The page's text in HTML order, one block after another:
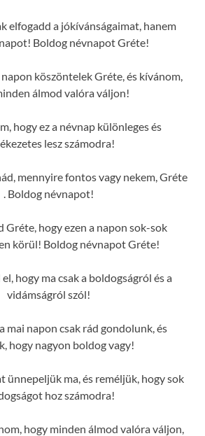
elfogadd a jókívánságaimat, hanem
Boldog névnapot Gréte!
köszöntelek Gréte, és kívánom,
álmod valóra váljon!
hogy ez a névnap különleges és
lesz számodra!
mennyire fontos vagy nekem, Gréte
. Boldog névnapot!
Gréte, hogy ezen a napon sok-sok
körül! Boldog névnapot Gréte!
hogy ma csak a boldogságról és a
vidámságról szól!
mai napon csak rád gondolunk, és
hogy nagyon boldog vagy!
ünnepeljük ma, és reméljük, hogy sok
hoz számodra!
hogy minden álmod valóra váljon,